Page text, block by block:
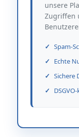
unsere
Zugriffen
Spam-
Echte
Sichere